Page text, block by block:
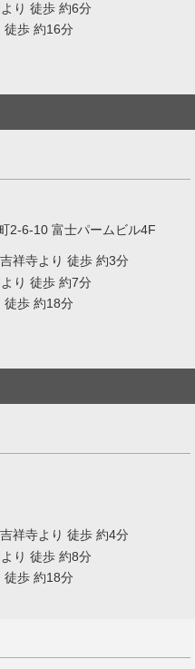
り 徒歩 約6分
徒歩 約16分
2-6-10 富士パームビル4F
祥寺より 徒歩 約3分
り 徒歩 約7分
徒歩 約18分
祥寺より 徒歩 約4分
り 徒歩 約8分
徒歩 約18分